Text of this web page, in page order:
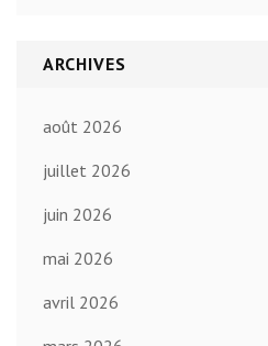
ARCHIVES
août 2026
juillet 2026
juin 2026
mai 2026
avril 2026